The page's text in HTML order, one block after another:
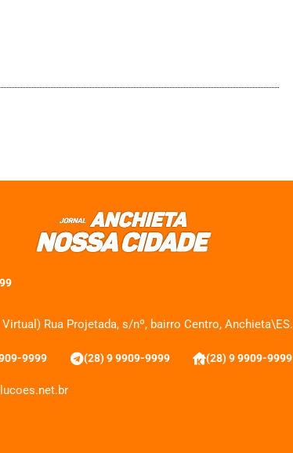
Virtual) Rua Projetada, s/nº, bairro Centro, Anchieta\ES.
9999 (28) 9 9909-9999 (28) 9 9909-9999